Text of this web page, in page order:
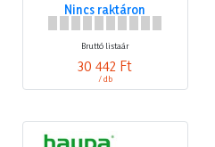
Nincs raktáron
Bruttó listaár
30 442 Ft
/ db